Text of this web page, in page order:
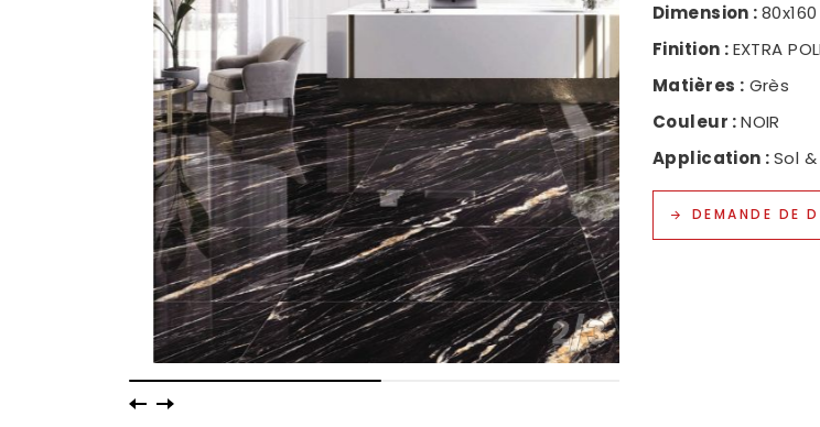
2/3
Dimension :
Finition :EXTRA POLI
Matières : Grès
Couleur :NOIR
Application :Sol
DEMANDE DE